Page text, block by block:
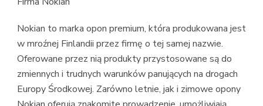
Nokian to marka opon premium, która produkowana jest
w mroźnej Finlandii przez firmę o tej samej nazwie.
Oferowane przez nią produkty przystosowane są do
zmiennych i trudnych warunków panujących na drogach
Europy Środkowej. Zarówno letnie, jak i zimowe opony